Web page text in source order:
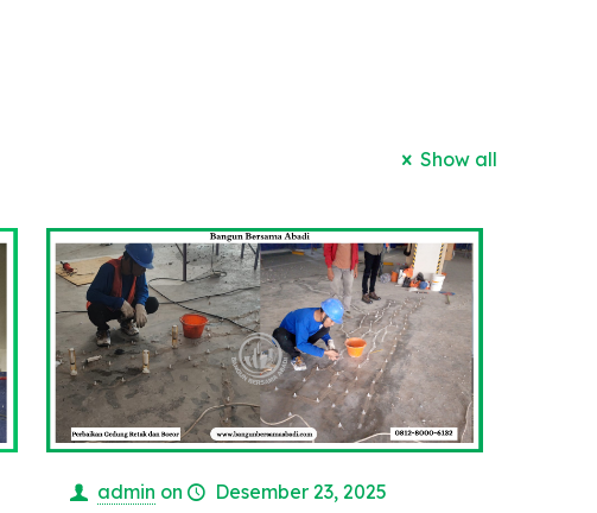
Show all
admin on Desember 23, 2025